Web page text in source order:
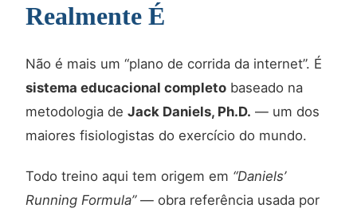
Realmente É
Não é mais um “plano de corrida da internet”. É
sistema educacional completo baseado na
metodologia de Jack Daniels, Ph.D. — um dos
maiores fisiologistas do exercício do mundo.
Todo treino aqui tem origem em “Daniels’
Running Formula”— obra referência usada por